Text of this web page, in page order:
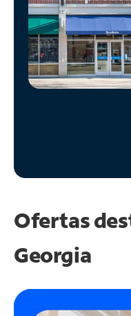
Administrar
cuenta
Encuentra
una
tienda
Ofertas
Georgia